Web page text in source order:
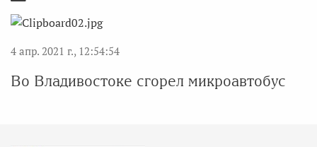
4 апр. 2021 г., 12:54:54
Во Владивостоке сгорел микроавтобус